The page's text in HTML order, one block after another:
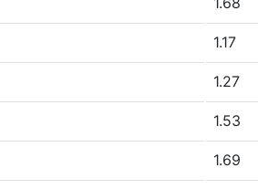
1.17
1.27
1.53
1.69